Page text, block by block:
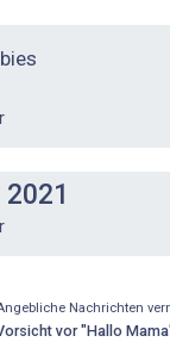
Nachrichten
vor "Hallo